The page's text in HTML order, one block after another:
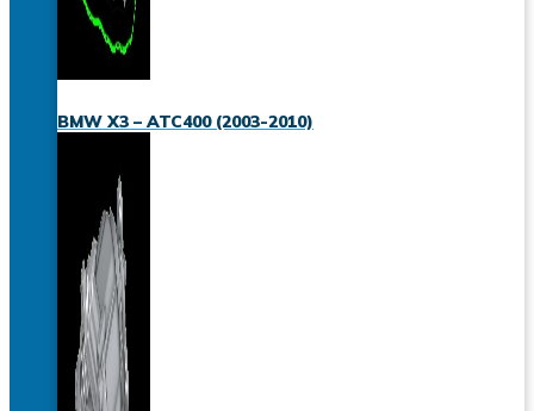
BMW X3 – ATC400 (2003-2010)